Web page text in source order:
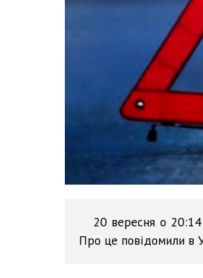
20 вересня о 20:14
Про це повідомили в